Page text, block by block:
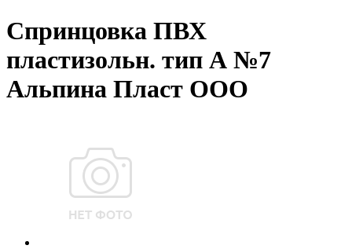
Спринцовка ПВХ
пластизольн. тип А №7
Альпина Пласт ООО